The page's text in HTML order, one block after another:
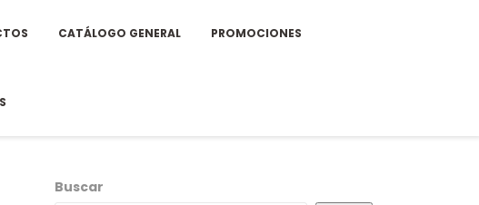
CATÁLOGO GENERAL PROMOCIONES
Buscar